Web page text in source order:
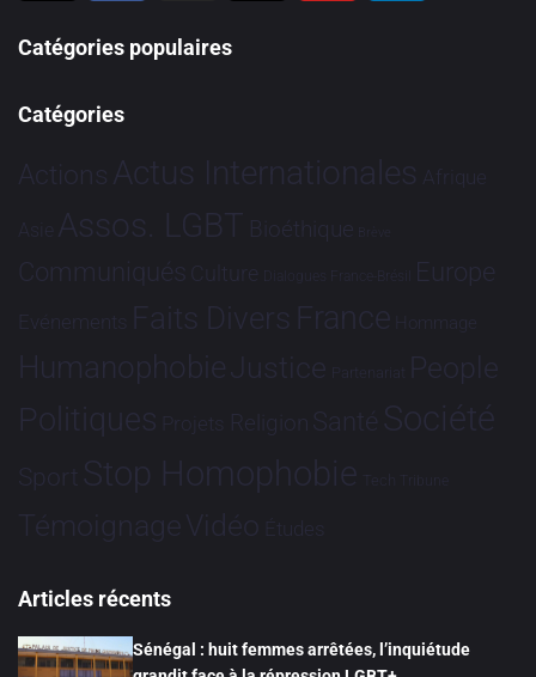
Catégories populaires
Catégories
Actions Actus Internationales Afrique
Asie Assos. LGBT Bioéthique Brève
Communiqués Culture Dialogues France-Brésil Europe
Evénements Faits Divers France Hommage
HumanophobieJustice Partenariat People
Politiques Projets Religion Santé Société
Sport Stop Homophobie Tech Tribune
TémoignageVidéo Études
Articles récents
Sénégal : huit femmes arrêtées, l’inquiétude